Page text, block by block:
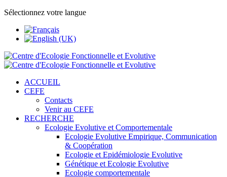
Sélectionnez votre langue
ACCUEIL
CEFE
Contacts
Venir au CEFE
RECHERCHE
Ecologie Evolutive et Comportementale
Ecologie Evolutive Empirique, Communication
& Coopération
Ecologie et Epidémiologie Evolutive
Génétique et Ecologie Evolutive
Ecologie comportementale